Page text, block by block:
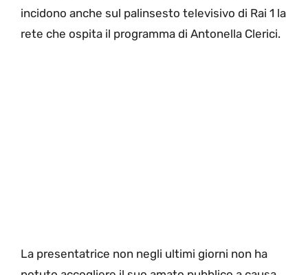
incidono anche sul palinsesto televisivo di Rai 1 la
rete che ospita il programma di Antonella Clerici.
La presentatrice non negli ultimi giorni non ha